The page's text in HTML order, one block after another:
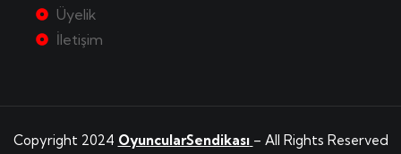
Üyelik
İletişim
Copyright 2024 OyuncularSendikası – All Rights Reserved